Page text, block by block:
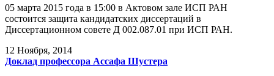
05 марта 2015 года в 15:00 в Актовом зале ИСП РАН
состоится защита кандидатских диссертаций в
Диссертационном совете Д 002.087.01 при ИСП РАН.
12 Ноября, 2014
Доклад профессора Ассафа Шустера